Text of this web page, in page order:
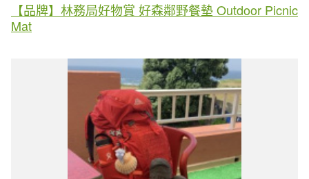
【品牌】林務局好物賞 好森鄰野餐墊 Outdoor Picnic
Mat